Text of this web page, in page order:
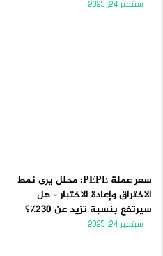
سبتمبر 24, 2025
سعر عملة PEPE: محلل يرى نمط
الاختراق وإعادة الاختبار – هل
سيرتفع بنسبة تزيد عن 230٪؟
سبتمبر 24, 2025